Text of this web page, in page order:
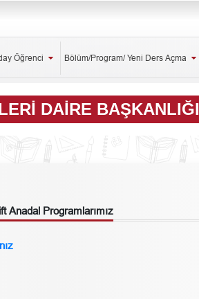
Öğrenci Bölüm/Program/ Yeni Ders Açma
DAIRE BAŞKANLIĞI
Anadal Programlarımız